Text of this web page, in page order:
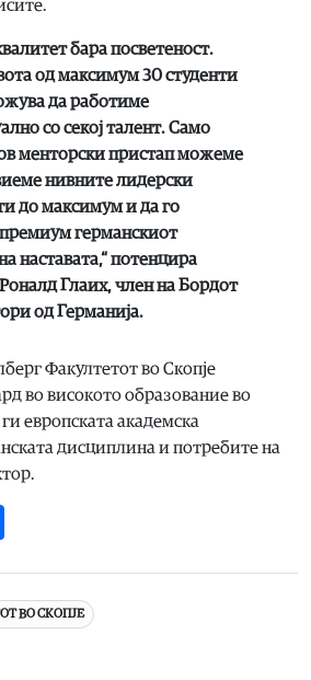
бара посветеност.
од максимум 30 студенти
да работиме
со секој талент. Само
менторски пристап можеме
нивните лидерски
до максимум и да го
германскиот
наставата,“ потенцира
Глаих, член на Бордот
од Германија.
Факултетот во Скопје
во високото образование во
европската академска
дисциплина и потребите на
ВО СКОПЈЕ